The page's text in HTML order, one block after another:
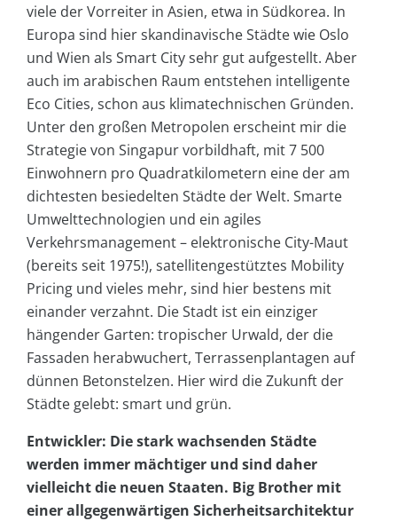
viele der Vorreiter in Asien, etwa in Südkorea. In
Europa sind hier skandinavische Städte wie Oslo
und Wien als Smart City sehr gut aufgestellt. Aber
auch im arabischen Raum entstehen intelligente
Eco Cities, schon aus klimatechnischen Gründen.
Unter den großen Metropolen erscheint mir die
Strategie von Singapur vorbildhaft, mit 7 500
Einwohnern pro Quadratkilometern eine der am
dichtesten besiedelten Städte der Welt. Smarte
Umwelttechnologien und ein agiles
Verkehrsmanagement – elektronische City-Maut
(bereits seit 1975!), satellitengestütztes Mobility
Pricing und vieles mehr, sind hier bestens mit
einander verzahnt. Die Stadt ist ein einziger
hängender Garten: tropischer Urwald, der die
Fassaden herabwuchert, Terrassenplantagen auf
dünnen Betonstelzen. Hier wird die Zukunft der
Städte gelebt: smart und grün.
Entwickler: Die stark wachsenden Städte
werden immer mächtiger und sind daher
vielleicht die neuen Staaten. Big Brother mit
einer allgegenwärtigen Sicherheitsarchitektur